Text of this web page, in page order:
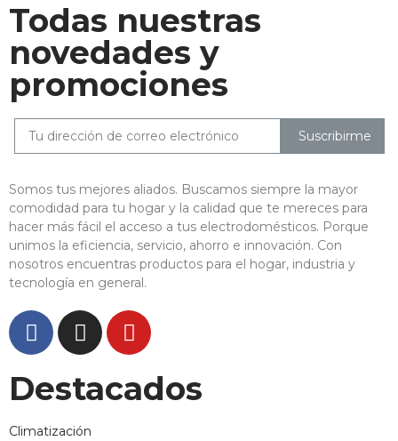
Todas nuestras
novedades y
promociones
Suscribirme
Somos tus mejores aliados. Buscamos siempre la mayor
comodidad para tu hogar y la calidad que te mereces para
hacer más fácil el acceso a tus electrodomésticos. Porque
unimos la eficiencia, servicio, ahorro e innovación. Con
nosotros encuentras productos para el hogar, industria y
tecnología en general.
Destacados
Climatización